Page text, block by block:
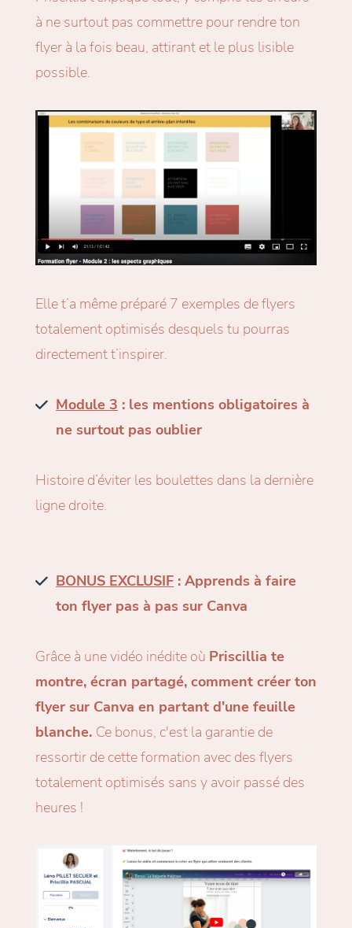
à ne surtout pas commettre pour rendre ton
flyer à la fois beau, attirant et le plus lisible
possible.
Elle t’a même préparé 7 exemples de flyers
totalement optimisés desquels tu pourras
directement t’inspirer.
Module 3 : les mentions obligatoires à
ne surtout pas oublier
Histoire d’éviter les boulettes dans la dernière
ligne droite.
BONUS EXCLUSIF : Apprends à faire
ton flyer pas à pas sur Canva
Grâce à une vidéo inédite où Priscillia te
montre, écran partagé, comment créer ton
flyer sur Canva en partant d'une feuille
blanche. Ce bonus, c'est la garantie de
ressortir de cette formation avec des flyers
totalement optimisés sans y avoir passé des
heures !